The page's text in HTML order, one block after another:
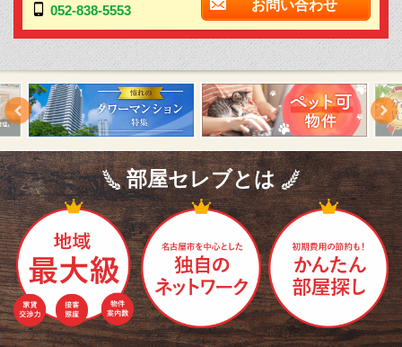
052-838-5553 お問い合わせ
部屋セレブとは